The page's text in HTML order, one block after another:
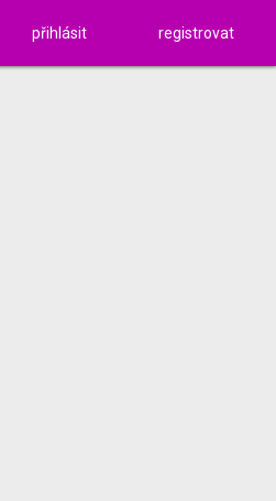
přihlásit registrovat